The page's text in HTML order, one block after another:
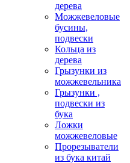
дерева
Можжевеловые
бусины,
подвески
Кольца из
дерева
Грызунки из
можжевельника
Грызунки ,
подвески из
бука
Ложки
можжевеловые
Прорезыватели
из бука китай